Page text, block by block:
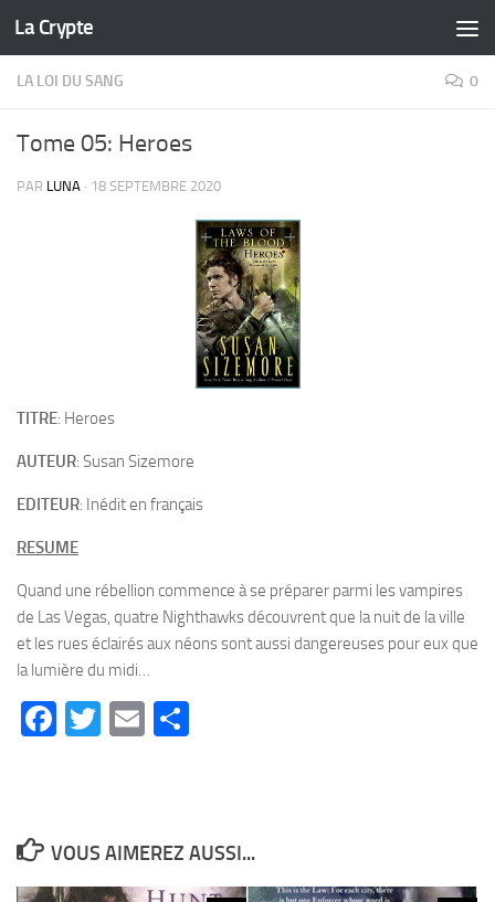
Skip to content
La Crypte
LA LOI DU SANG 0
Tome 05: Heroes
PAR LUNA · 18 SEPTEMBRE 2020
TITRE: Heroes
AUTEUR: Susan Sizemore
EDITEUR: Inédit en français
RESUME
Quand une rébellion commence à se préparer parmi les vampires
de Las Vegas, quatre Nighthawks découvrent que la nuit de la ville
et les rues éclairés aux néons sont aussi dangereuses pour eux que
la lumière du midi…
Facebook
Twitter
Email
VOUS AIMEREZ AUSSI...